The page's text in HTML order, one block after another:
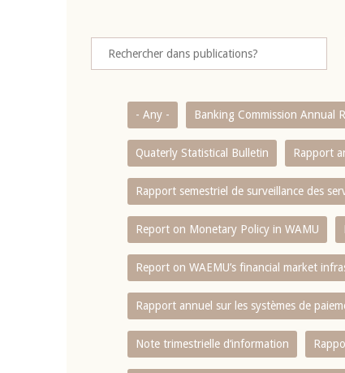
- Any - Banking Commission Annual
Quaterly Statistical Bulletin Rapport
Rapport semestriel de surveillance des
Report on Monetary Policy in WAMU
Report on WAEMU’s financial market
Rapport annuel sur les systèmes de
Note trimestrielle d‘information